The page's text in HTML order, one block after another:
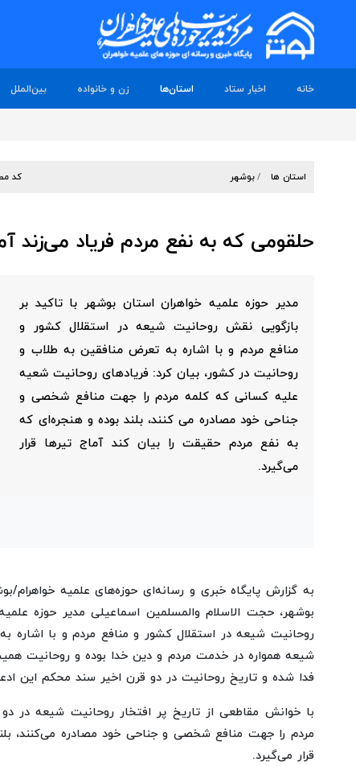
خانه اخبار ستاد استان‌ها زن و خانواده بین‌الملل
استان ها بوشهر کد
حلقومی که به نفع مردم فریاد می‌زند
مدیر حوزه علمیه خواهران استان بوشهر با تاکید بر
بازگویی نقش روحانیت شیعه در استقلال کشور و
منافع مردم و با اشاره به تعرض منافقین به طلاب و
روحانیت در کشور، بیان کرد: فریادهای روحانیت شعیه
علیه کسانی که کلمه مردم را جهت منافع شخصی و
جناحی خود مصادره می کنند، بلند بوده و هنجره‌ای که
به نفع مردم حقیقت را بیان کند آماج تیرها قرار
می‌گیرد.
به گزارش پایگاه خبری و رسانه‌ای حوزه‌های علمیه خواهرام/
بوشهر، حجت الاسلام والمسلمین اسماعیلی مدیر حوزه
روحانیت شیعه در استقلال کشور و منافع مردم و با اشاره
شیعه همواره در خدمت مردم و دین خدا بوده و روحانیت
فدا شده و تاریخ روحانیت در دو قرن اخیر سند محکم این
با خوانش مقاطعی از تاریخ پر افتخار روحانیت شیعه در
مردم را جهت منافع شخصی و جناحی خود مصادره می‌کنند،
قرار می‌گیرد.